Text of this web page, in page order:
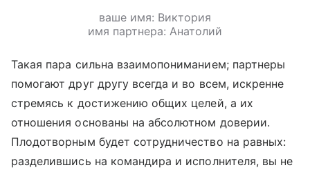
ваше имя: Виктория
имя партнера: Анатолий
Такая пара сильна взаимопониманием; партнеры
помогают друг другу всегда и во всем, искренне
стремясь к достижению общих целей, а их
отношения основаны на абсолютном доверии.
Плодотворным будет сотрудничество на равных:
разделившись на командира и исполнителя, вы не